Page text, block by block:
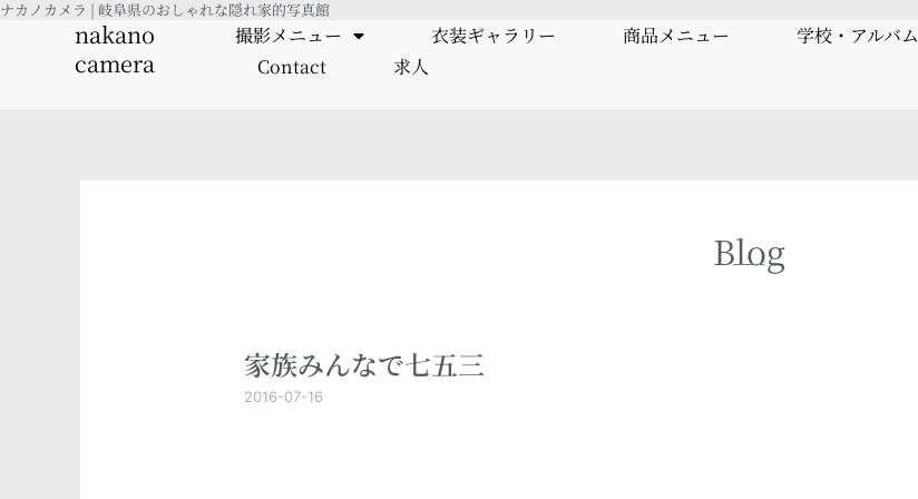
内
ナカノカメラ | 岐阜県のおしゃれな隠れ家的写真館
nakano
camera
撮影メニュー 衣装ギャラリー 商品メニュー 学校・アルバム
Contact
求人
Blog
家族みんなで七五三
2016-07-16